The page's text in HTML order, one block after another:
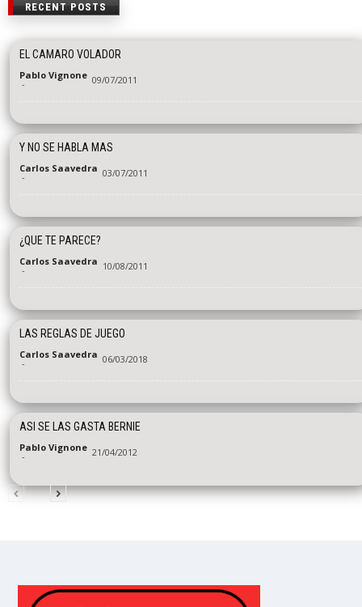
RECENT POSTS
EL CAMARO VOLADOR
Pablo Vignone
- 09/07/2011
Y NO SE HABLA MAS
Carlos Saavedra
- 03/07/2011
¿QUE TE PARECE?
Carlos Saavedra
- 10/08/2011
LAS REGLAS DE JUEGO
Carlos Saavedra
- 06/03/2018
ASI SE LAS GASTA BERNIE
Pablo Vignone
- 21/04/2012